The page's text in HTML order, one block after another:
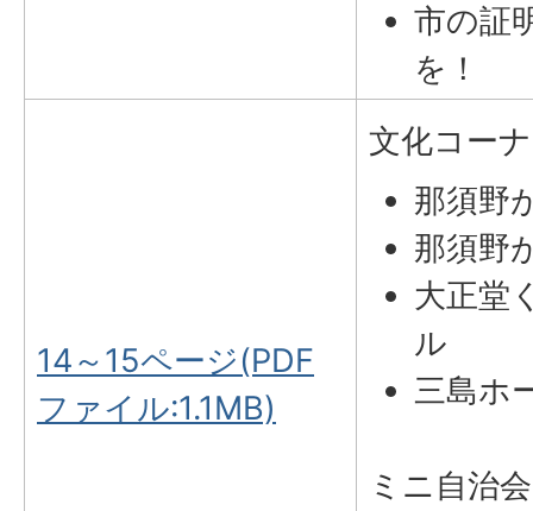
市の証
を！
14～15ページ(PDF
ファイル:1.1MB)
文化コー
那須野
那須野
大正堂
ル
三島ホ
ミニ自治